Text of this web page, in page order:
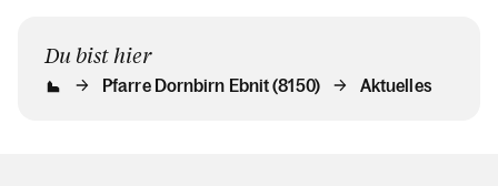
Du bist hier
Pfarre Dornbirn Ebnit (8150) Aktuelles